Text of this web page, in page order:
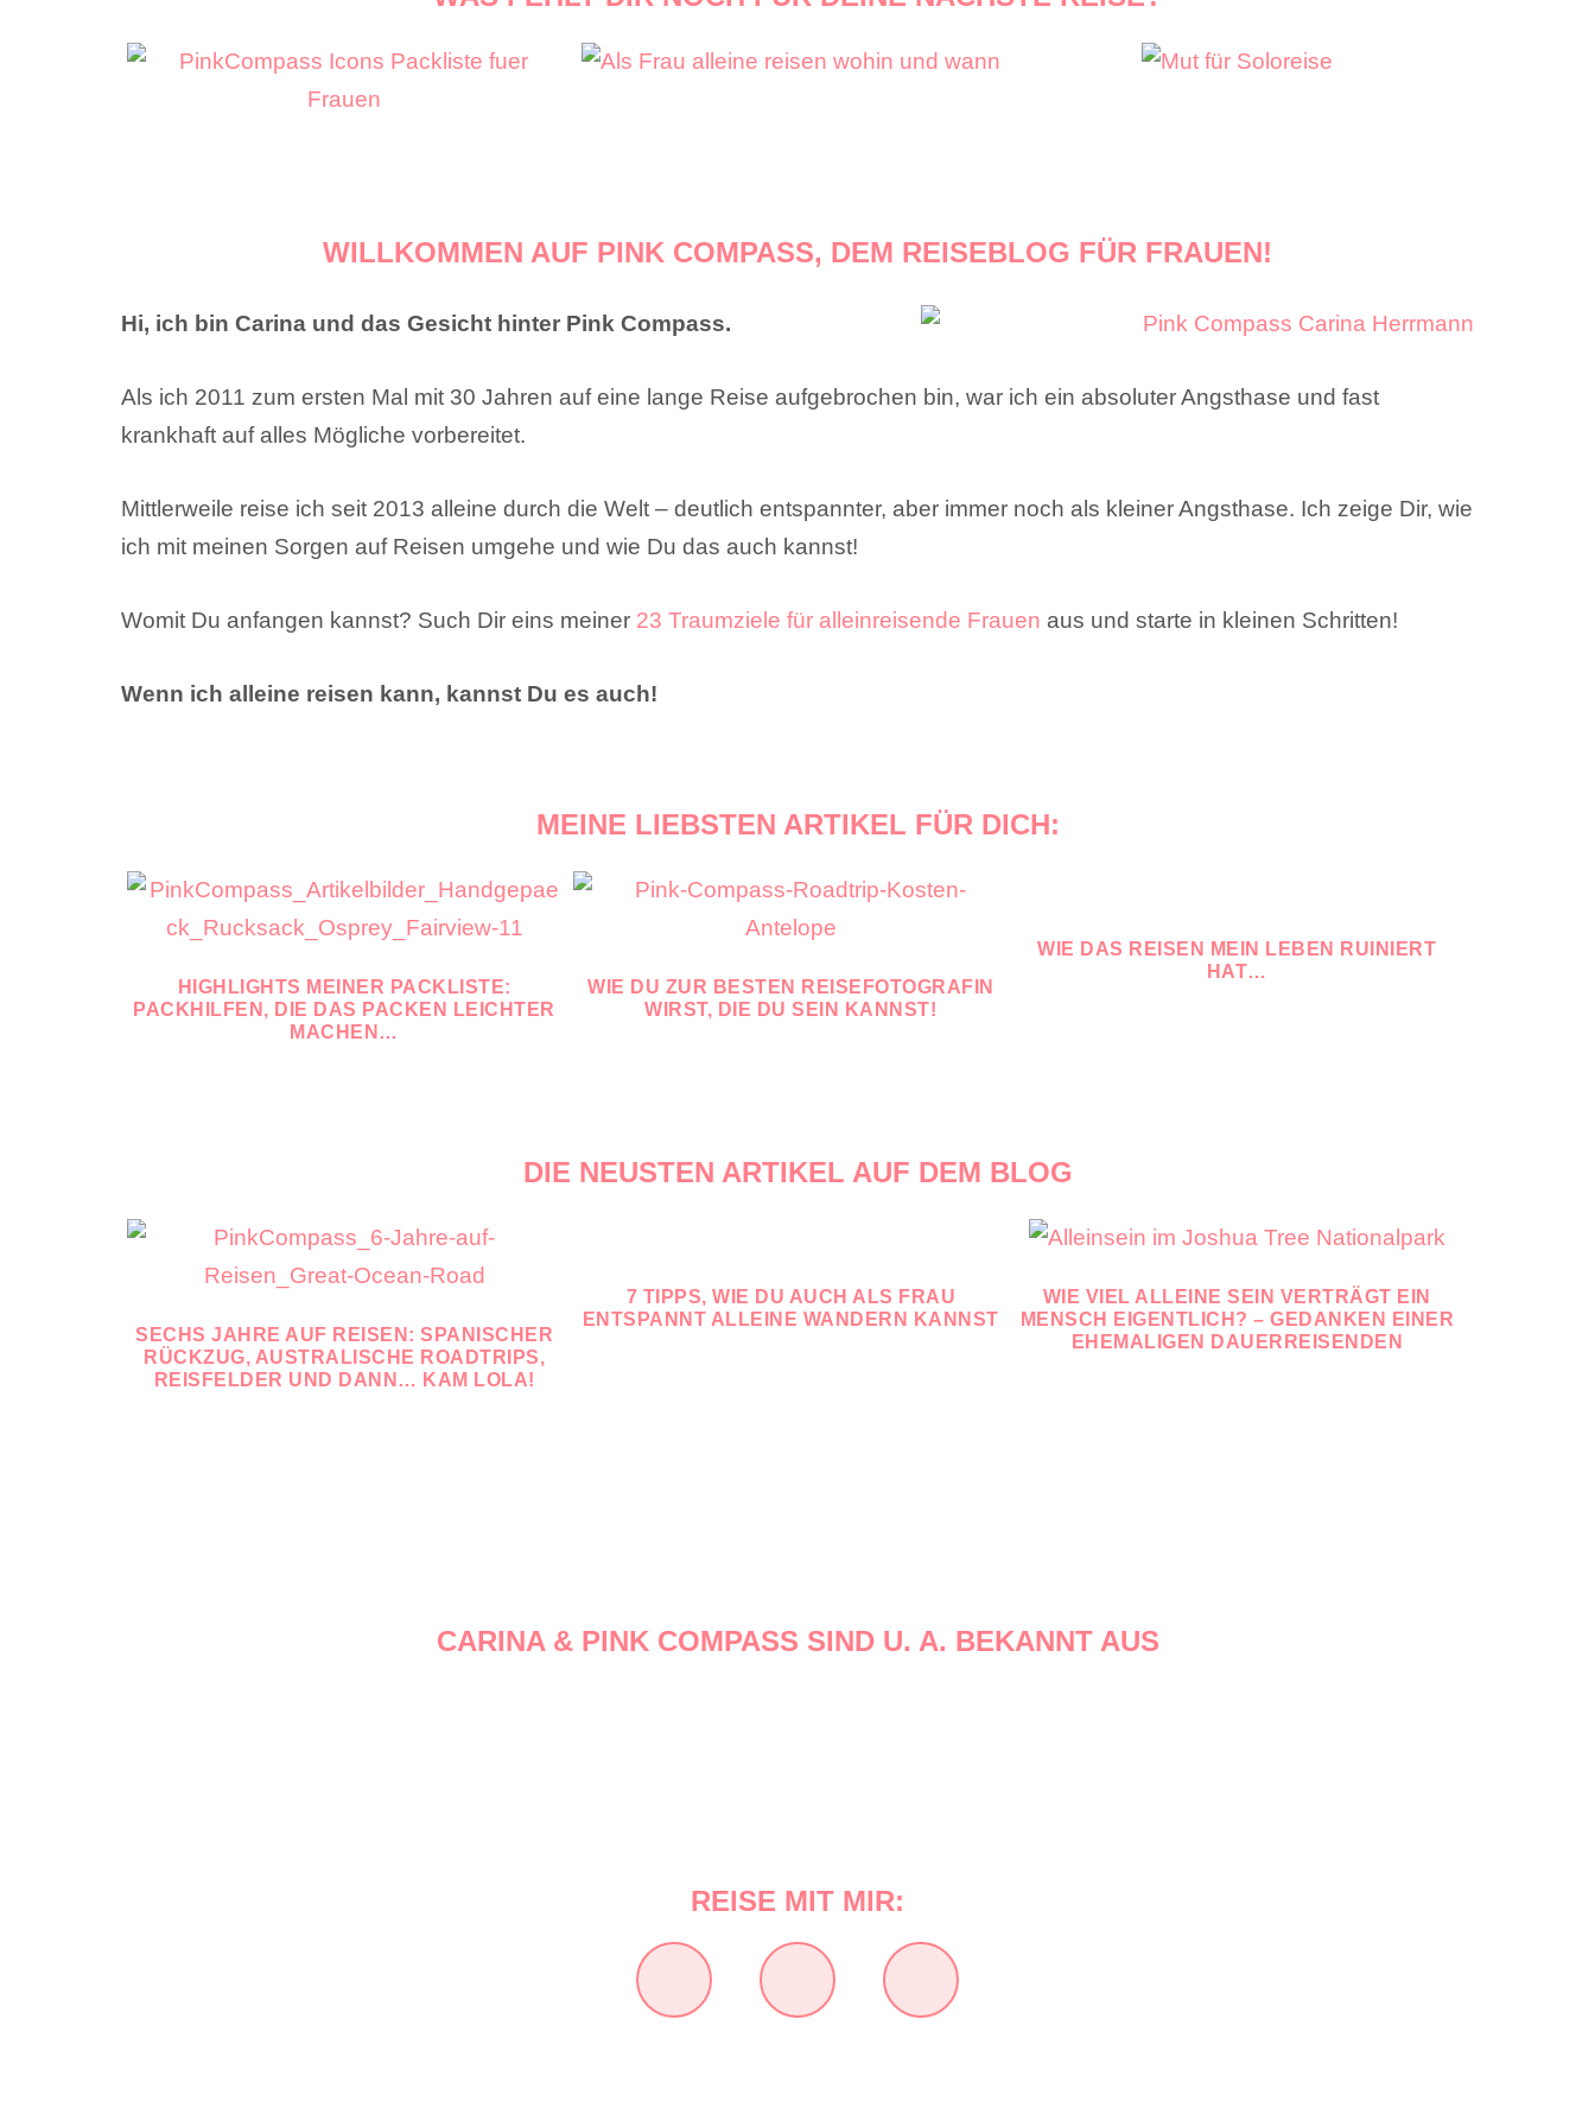
WILLKOMMEN AUF PINK COMPASS, DEM REISEBLOG FÜR FRAUEN!
Hi, ich bin Carina und das Gesicht hinter Pink Compass.
Als ich 2011 zum ersten Mal mit 30 Jahren auf eine lange Reise aufgebrochen bin, war ich ein absoluter Angsthase und fast
krankhaft auf alles Mögliche vorbereitet.
Mittlerweile reise ich seit 2013 alleine durch die Welt – deutlich entspannter, aber immer noch als kleiner Angsthase. Ich zeige Dir, wie
ich mit meinen Sorgen auf Reisen umgehe und wie Du das auch kannst!
Womit Du anfangen kannst? Such Dir eins meiner 23 Traumziele für alleinreisende Frauen aus und starte in kleinen Schritten!
Wenn ich alleine reisen kann, kannst Du es auch!
MEINE LIEBSTEN ARTIKEL FÜR DICH:
HIGHLIGHTS MEINER PACKLISTE:
PACKHILFEN, DIE DAS PACKEN LEICHTER
MACHEN…
WIE DU ZUR BESTEN REISEFOTOGRAFIN
WIRST, DIE DU SEIN KANNST!
WIE DAS REISEN MEIN LEBEN RUINIERT
HAT…
DIE NEUSTEN ARTIKEL AUF DEM BLOG
SECHS JAHRE AUF REISEN: SPANISCHER
RÜCKZUG, AUSTRALISCHE ROADTRIPS,
REISFELDER UND DANN… KAM LOLA!
7 TIPPS, WIE DU AUCH ALS FRAU
ENTSPANNT ALLEINE WANDERN KANNST
WIE VIEL ALLEINE SEIN VERTRÄGT EIN
MENSCH EIGENTLICH? – GEDANKEN EINER
EHEMALIGEN DAUERREISENDEN
CARINA & PINK COMPASS SIND U. A. BEKANNT AUS
REISE MIT MIR: